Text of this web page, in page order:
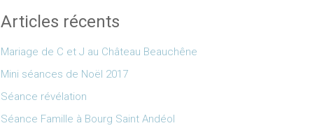
Articles récents
Mariage de C et J au Château Beauchêne
Mini séances de Noël 2017
Séance révélation
Séance Famille à Bourg Saint Andéol